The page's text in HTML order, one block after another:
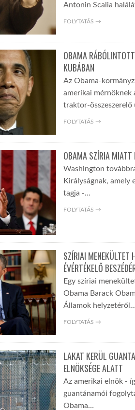
Antonin Scalia
FOLYTATÁS →
OBAMA
KUBÁBAN
Az Obama-
amerikai mérnöknek
traktor-összeszerelő
FOLYTATÁS →
OBAMA SZÍRIA MIATT
Washington
Királyságnak, amely
tagja -…
FOLYTATÁS →
SZÍRIAI MENEKÜLTET
ÉVÉRTÉKELŐ
Egy szíriai
Obama Barack
Államok helyzetéről…
FOLYTATÁS →
LAKAT KERÜL
ELNÖKSÉGE ALATT
Az amerikai elnök -
guantánamói
Obama…